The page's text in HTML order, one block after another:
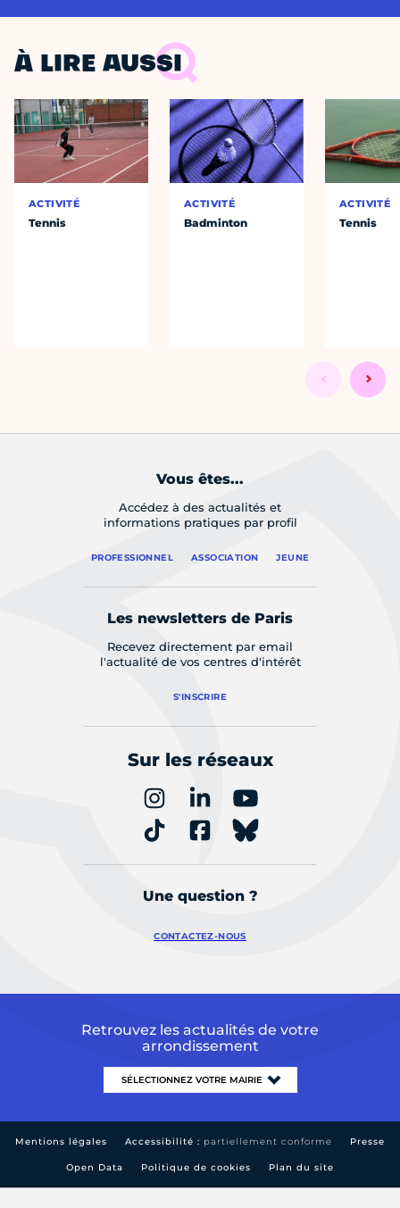
À LIRE AUSSI
ACTIVITÉ
Tennis
ACTIVITÉ
Badminton
ACTIVITÉ
Tennis
Vous êtes...
Accédez à des actualités et
informations pratiques par profil
PROFESSIONNEL ASSOCIATION JEUNE
Les newsletters de Paris
Recevez directement par email
l'actualité de vos centres d'intérêt
S'INSCRIRE
Sur les réseaux
Une question ?
CONTACTEZ-NOUS
Retrouvez les actualités de votre
arrondissement
Mentions légales Accessibilité : partiellement conforme Presse
Open Data Politique de cookies Plan du site